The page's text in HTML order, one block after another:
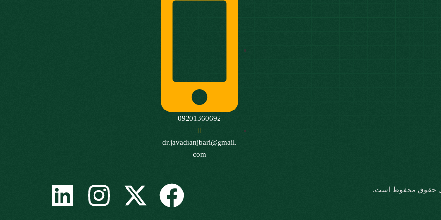
09201360692
dr.javadranjbari@gmail.
com
حقوق محفوظ است.